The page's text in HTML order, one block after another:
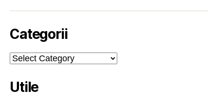
Categorii
Categorii
Utile